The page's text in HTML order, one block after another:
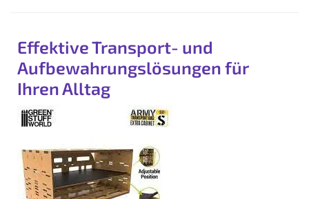
Effektive Transport- und
Aufbewahrungslösungen für
Ihren Alltag